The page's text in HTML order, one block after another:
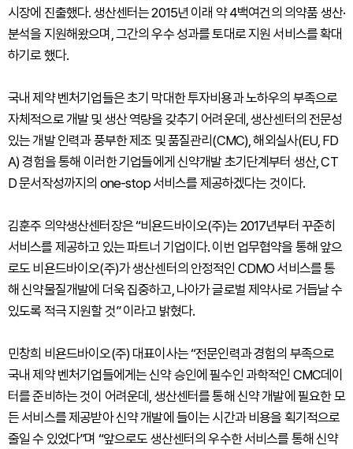
시장에 진출했다. 생산센터는 2015년 이래 약 4백여건의 의약품 생산·
분석을 지원해왔으며, 그간의 우수 성과를 토대로 지원 서비스를 확대
하기로 했다.
국내 제약 벤처기업들은 초기 막대한 투자비용과 노하우의 부족으로
자체적으로 개발 및 생산 역량을 갖추기 어려운데, 생산센터의 전문성
있는 개발 인력과 풍부한 제조 및 품질관리(CMC), 해외실사(EU, FD
A) 경험을 통해 이러한 기업들에게 신약개발 초기단계부터 생산, CT
D 문서작성까지의 one-stop 서비스를 제공하겠다는 것이다.
김훈주 의약생산센터장은 “비욘드바이오(주)는 2017년부터 꾸준히
서비스를 제공하고 있는 파트너 기업이다. 이번 업무협약을 통해 앞으
로도 비욘드바이오(주)가 생산센터의 안정적인 CDMO 서비스를 통
해 신약물질개발에 더욱 집중하고, 나아가 글로벌 제약사로 거듭날 수
있도록 적극 지원할 것” 이라고 밝혔다.
민창희 비욘드바이오(주) 대표이사는 “전문인력과 경험의 부족으로
국내 제약 벤처기업들에게는 신약 승인에 필수인 과학적인 CMC데이
터를 준비하는 것이 어려운데, 생산센터를 통해 신약 개발에 필요한 모
든 서비스를 제공받아 신약 개발에 들이는 시간과 비용을 획기적으로
줄일 수 있었다”며 “앞으로도 생산센터의 우수한 서비스를 통해 신약